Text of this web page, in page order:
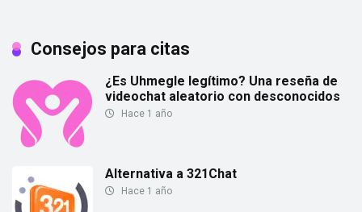
Consejos para citas
¿Es Uhmegle legítimo? Una reseña de
videochat aleatorio con desconocidos
Hace 1 año
Alternativa a 321Chat
Hace 1 año